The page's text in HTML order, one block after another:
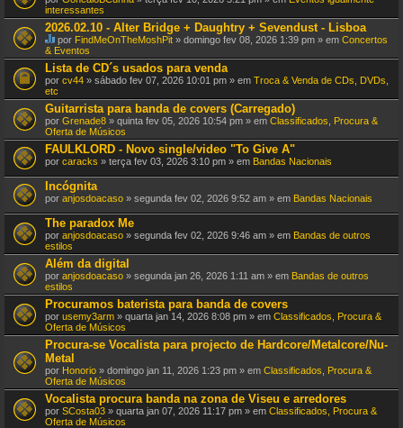
m
u
m
a
v
o
t
a
ç
ã
o
.
interessantes
2026.02.10 - Alter Bridge + Daughtry + Sevendust - Lisboa
E
s
t
e
T
ó
p
i
c
o
e
m
u
m
a
v
o
t
a
ç
ã
o
.
por FindMeOnTheMoshPit » domingo fev 08, 2026 1:39 pm » em Concertos
& Eventos
Lista de CD´s usados para venda
por cv44 » sábado fev 07, 2026 10:01 pm » em Troca & Venda de CDs, DVDs,
etc
Guitarrista para banda de covers (Carregado)
por Grenade8 » quinta fev 05, 2026 10:54 pm » em Classificados, Procura &
Oferta de Músicos
FAULKLORD - Novo single/video "To Give A"
por caracks » terça fev 03, 2026 3:10 pm » em Bandas Nacionais
Incógnita
por anjosdoacaso » segunda fev 02, 2026 9:52 am » em Bandas Nacionais
The paradox Me
por anjosdoacaso » segunda fev 02, 2026 9:46 am » em Bandas de outros
estilos
Além da digital
por anjosdoacaso » segunda jan 26, 2026 1:11 am » em Bandas de outros
estilos
Procuramos baterista para banda de covers
por usemy3arm » quarta jan 14, 2026 8:08 pm » em Classificados, Procura &
Oferta de Músicos
Procura-se Vocalista para projecto de Hardcore/Metalcore/Nu-
Metal
por Honorio » domingo jan 11, 2026 1:23 pm » em Classificados, Procura &
Oferta de Músicos
Vocalista procura banda na zona de Viseu e arredores
por SCosta03 » quarta jan 07, 2026 11:17 pm » em Classificados, Procura &
Oferta de Músicos